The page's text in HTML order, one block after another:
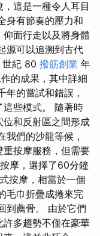
這是一種令人耳目
身有節奏的壓力和
面行走以及將身體
源可以追溯到古代
世紀 80 撥筋創業 年
的成果，其中詳細
的嘗試和錯誤，
這些模式。 隨著時
和反射區之間形成
我們的沙龍等候，
按摩服務，但需要
摩，選擇了60分鐘
按摩，相當於一個
毛巾折疊成捲來完
到薦骨。 由於它們
多趨勢不僅在豪華